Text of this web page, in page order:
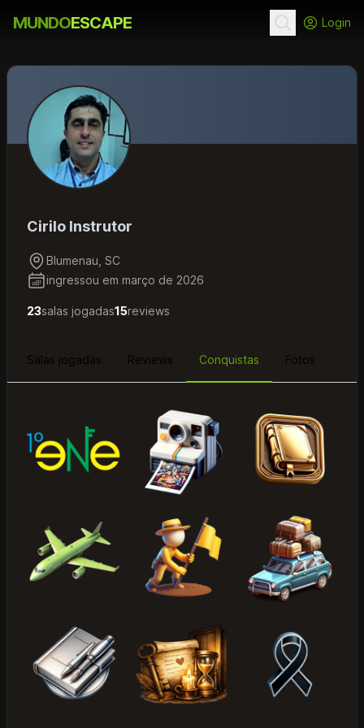
MUNDOESCAPE Login
Cirilo Instrutor
Blumenau, SC
ingressou em março de 2026
23salas jogadas15reviews
Salas jogadas Reviews Conquistas Fotos